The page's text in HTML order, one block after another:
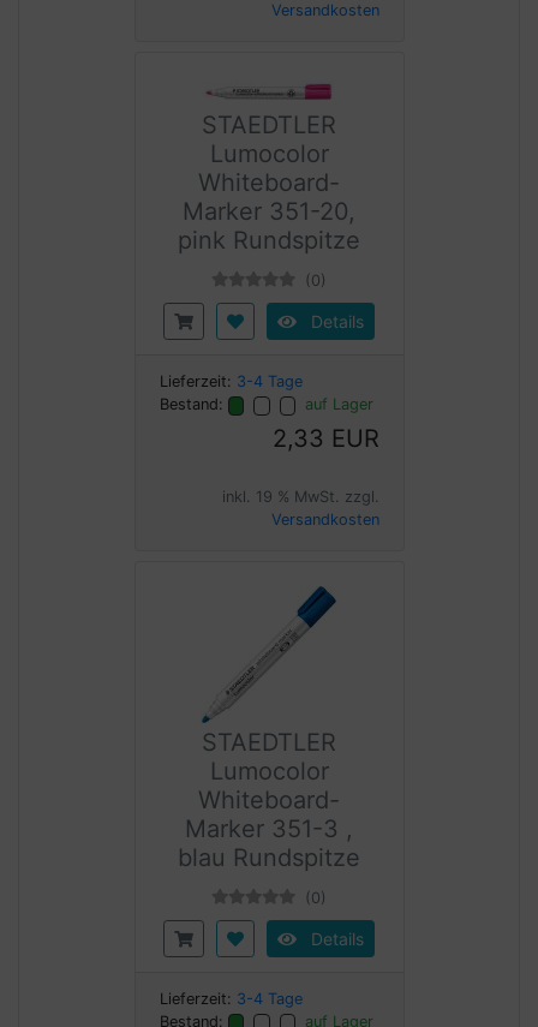
Versandkosten
STAEDTLER
Lumocolor
Whiteboard-
Marker 351-20,
pink Rundspitze
(0)
Details
Lieferzeit: 3-4 Tage
Bestand:
auf Lager
2,33 EUR
inkl. 19 % MwSt. zzgl.
Versandkosten
STAEDTLER
Lumocolor
Whiteboard-
Marker 351-3 ,
blau Rundspitze
(0)
Details
Lieferzeit: 3-4 Tage
Bestand:
auf Lager